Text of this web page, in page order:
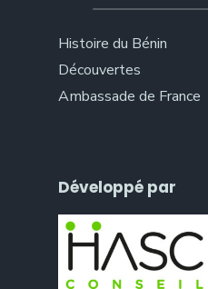
Histoire du Bénin
Découvertes
Ambassade de France
Développé par